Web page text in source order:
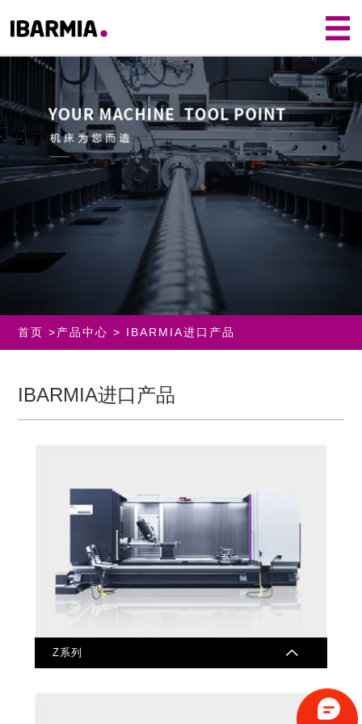
首页 >产品中心 > IBARMIA进口产品
IBARMIA进口产品
Z系列